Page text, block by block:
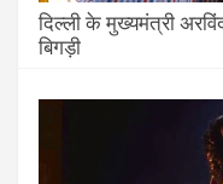
दिल्ली के मुख्यमंत्री
बिगड़ी